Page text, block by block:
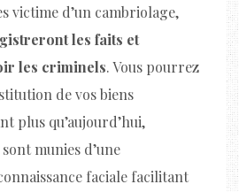
victime d’un cambriolage,
les faits et
les criminels. Vous pourrez
de vos biens
plus qu’aujourd’hui,
munies d’une
faciale facilitant